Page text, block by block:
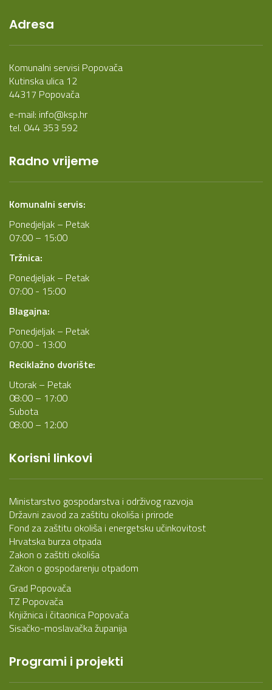
Adresa
Komunalni servisi Popovača
Kutinska ulica 12
44317 Popovača
e-mail: info@ksp.hr
tel. 044 353 592
Radno vrijeme
Komunalni servis:
Ponedjeljak – Petak
07:00 – 15:00
Tržnica:
Ponedjeljak – Petak
07:00 - 15:00
Blagajna:
Ponedjeljak – Petak
07:00 - 13:00
Reciklažno dvorište:
Utorak – Petak
08:00 – 17:00
Subota
08:00 – 12:00
Korisni linkovi
Ministarstvo gospodarstva i održivog razvoja
Državni zavod za zaštitu okoliša i prirode
Fond za zaštitu okoliša i energetsku učinkovitost
Hrvatska burza otpada
Zakon o zaštiti okoliša
Zakon o gospodarenju otpadom
Grad Popovača
TZ Popovača
Knjižnica i čitaonica Popovača
Sisačko-moslavačka županija
Programi i projekti